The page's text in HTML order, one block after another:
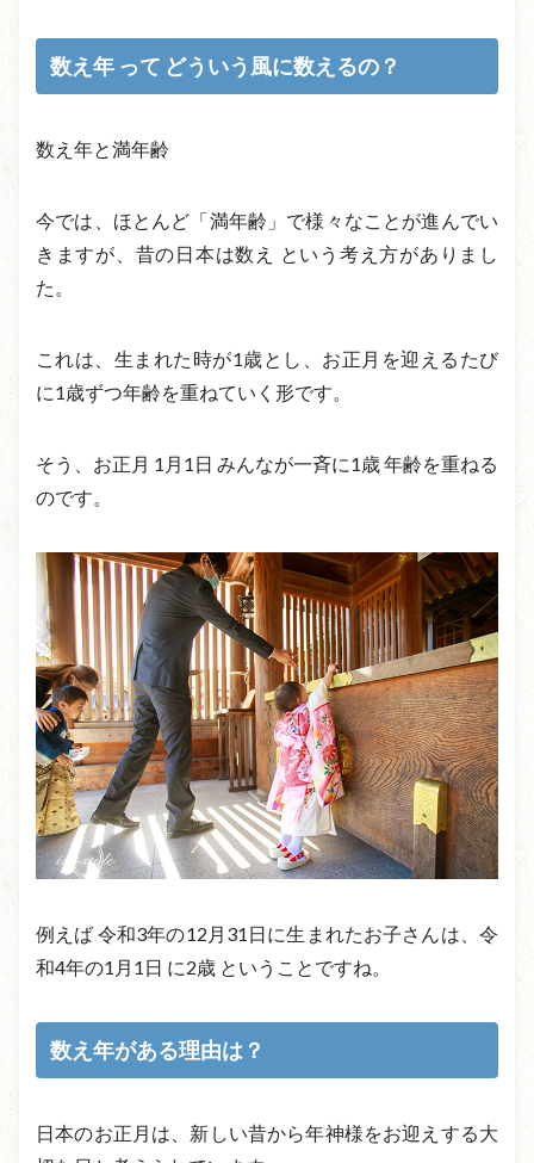
数え年 って どういう風に数えるの？
数え年と満年齢
今では、ほとんど「満年齢」で様々なことが進んでい
きますが、昔の日本は数え という考え方がありまし
た。
これは、生まれた時が1歳とし、お正月を迎えるたび
に1歳ずつ年齢を重ねていく形です。
そう、お正月 1月1日 みんなが一斉に1歳 年齢を重ねる
のです。
例えば 令和3年の12月31日に生まれたお子さんは、令
和4年の1月1日 に2歳 ということですね。
数え年がある理由は？
日本のお正月は、新しい昔から年神様をお迎えする大